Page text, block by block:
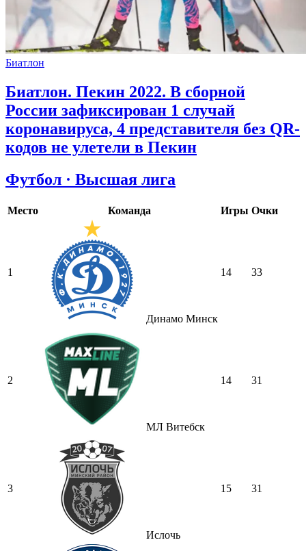
Биатлон
Биатлон. Пекин 2022. В сборной
России зафиксирован 1 случай
коронавируса, 4 представителя без QR-
кодов не улетели в Пекин
Футбол · Высшая лига
Место Команда Игры Очки
1
Динамо Минск
14 33
2
МЛ Витебск
14 31
3
Ислочь
15 31